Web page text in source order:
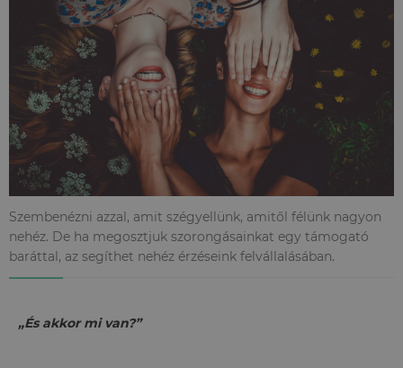
Szembenézni azzal, amit szégyellünk, amitől félünk nagyon
nehéz. De ha megosztjuk szorongásainkat egy támogató
baráttal, az segíthet nehéz érzéseink felvállalásában.
„És akkor mi van?”